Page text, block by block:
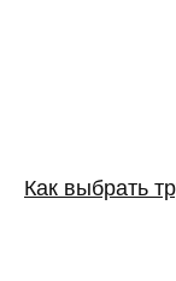
Как выбрать